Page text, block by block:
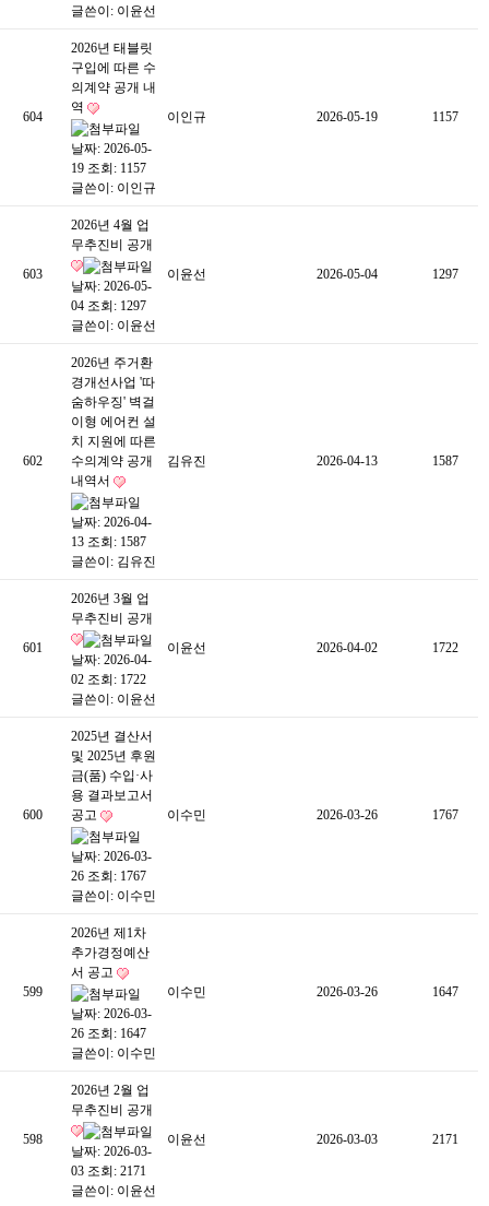
글쓴이: 이윤선
604
2026년 태블릿
구입에 따른 수
의계약 공개 내
역
날짜: 2026-05-
19 조회: 1157
글쓴이: 이인규
이인규 2026-05-19 1157
603
2026년 4월 업
무추진비 공개
날짜: 2026-05-
04 조회: 1297
글쓴이: 이윤선
이윤선 2026-05-04 1297
602
2026년 주거환
경개선사업 '따
숨하우징' 벽걸
이형 에어컨 설
치 지원에 따른
수의계약 공개
내역서
날짜: 2026-04-
13 조회: 1587
글쓴이: 김유진
김유진 2026-04-13 1587
601
2026년 3월 업
무추진비 공개
날짜: 2026-04-
02 조회: 1722
글쓴이: 이윤선
이윤선 2026-04-02 1722
600
2025년 결산서
및 2025년 후원
금(품) 수입·사
용 결과보고서
공고
날짜: 2026-03-
26 조회: 1767
글쓴이: 이수민
이수민 2026-03-26 1767
599
2026년 제1차
추가경정예산
서 공고
날짜: 2026-03-
26 조회: 1647
글쓴이: 이수민
이수민 2026-03-26 1647
598
2026년 2월 업
무추진비 공개
날짜: 2026-03-
03 조회: 2171
글쓴이: 이윤선
이윤선 2026-03-03 2171